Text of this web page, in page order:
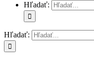
Hľadať:
Hľadať: